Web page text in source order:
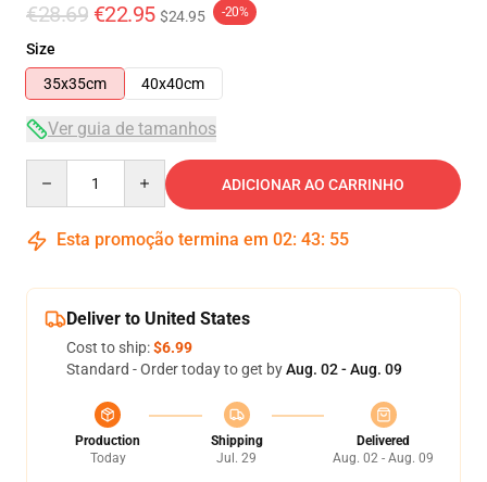
€28.69 €22.95 $24.95 -20%
Size
35x35cm
40x40cm
Ver guia de tamanhos
ADICIONAR AO CARRINHO
Esta promoção termina em 02: 43: 54
Deliver to United States
Cost to ship:$6.99
Standard - Order today to get byAug. 02 - Aug. 09
Production
Today
Shipping
Jul. 29
Delivered
Aug. 02 - Aug. 09